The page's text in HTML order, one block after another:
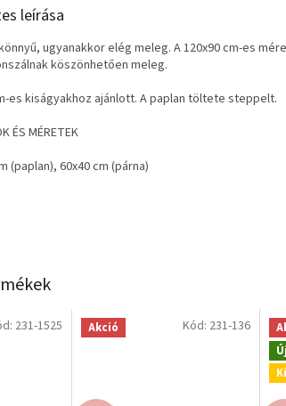
231-1525 Akció Kód: 231-136
leírása
ugyanakkor elég meleg. A 120x90 cm-es
köszönhetően meleg.
es kiságyakhoz ajánlott. A paplan töltete steppelt.
ÉS MÉRETEK
(paplan), 60x40 cm (párna)